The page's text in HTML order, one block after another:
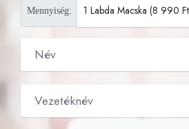
Mennyiség: